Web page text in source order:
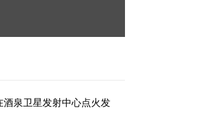
泉卫星发射中心点火发